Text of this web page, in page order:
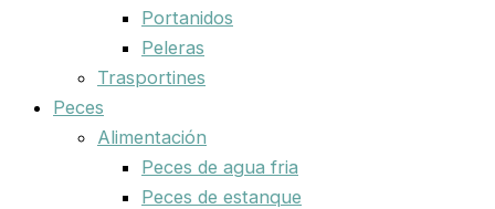
Portanidos
Peleras
Trasportines
Peces
Alimentación
Peces de agua fria
Peces de estanque